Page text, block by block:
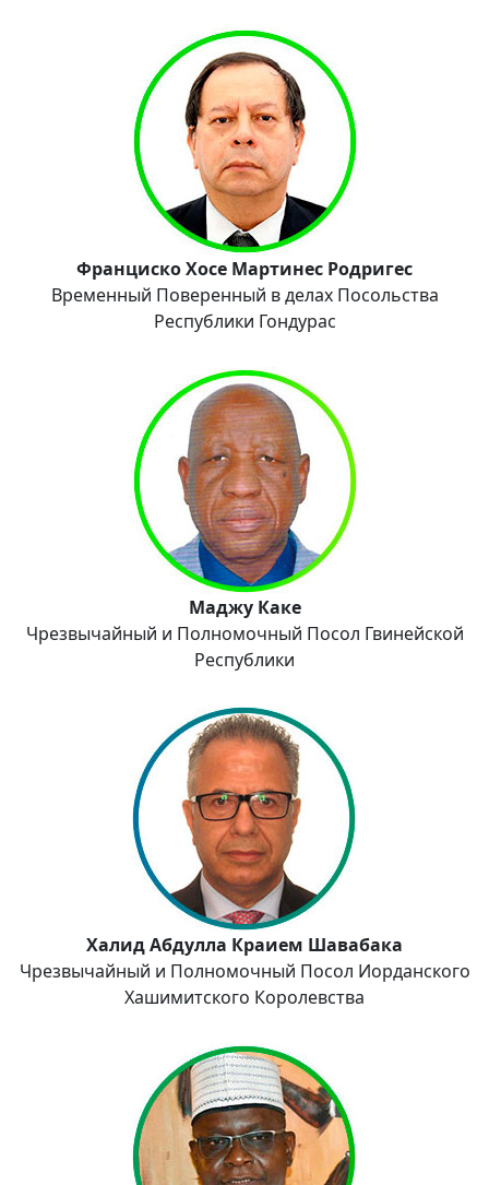
Франциско Хосе Мартинес Родригес
Временный Поверенный в делах Посольства
Республики Гондурас
Маджу Каке
Чрезвычайный и Полномочный Посол Гвинейской
Республики
Халид Абдулла Краием Шавабака
Чрезвычайный и Полномочный Посол Иорданского
Хашимитского Королевства